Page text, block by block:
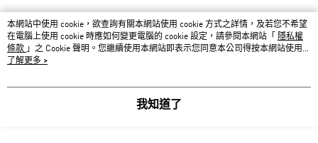
熱門標籤
本網站中使用 cookie，欲查詢有關本網站使用 cookie 方式之詳情，及若您不希望
在電腦上使用 cookie 時應如何變更電腦的 cookie 設定，請參閱本網站「
隱私權
條款 」之 Cookie 聲明。您繼續使用本網站即表示您同意本公司得按本網站使用條
款之 Cookie 聲明使用 cookie。
了解更多 >
我知道了